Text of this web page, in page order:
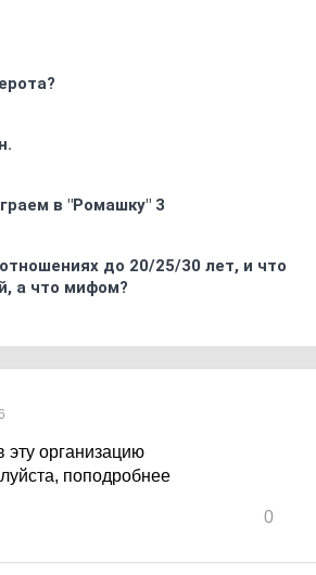
в "Ромашку" 3
до 20/25/30 лет, и что
а что мифом?
эту организацию
поподробнее
0